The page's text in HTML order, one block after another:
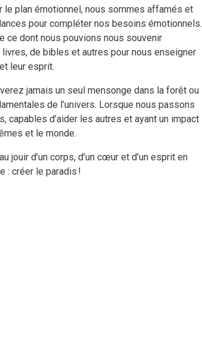
le plan émotionnel, nous sommes affamés et
pour compléter nos besoins émotionnels.
ce dont nous pouvions nous souvenir
de bibles et autres pour nous enseigner
leur esprit.
jamais un seul mensonge dans la forêt ou
de l’univers. Lorsque nous passons
d’aider les autres et ayant un impact
et le monde.
jouir d’un corps, d’un cœur et d’un esprit en
: créer le paradis !